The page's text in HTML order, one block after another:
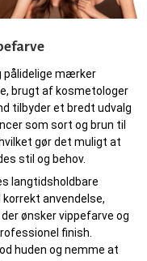
pålidelige mærker
brugt af kosmetologer
tilbyder et bredt udvalg
som sort og brun til
gør det muligt at
stil og behov.
langtidsholdbare
anvendelse,
ønsker vippefarve og
finish.
huden og nemme at